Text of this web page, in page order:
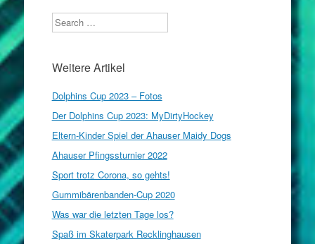
Search
Weitere Artikel
Dolphins Cup 2023 – Fotos
Der Dolphins Cup 2023: MyDirtyHockey
Eltern-Kinder Spiel der Ahauser Maidy Dogs
Ahauser Pfingssturnier 2022
Sport trotz Corona, so gehts!
Gummibärenbanden-Cup 2020
Was war die letzten Tage los?
Spaß im Skaterpark Recklinghausen